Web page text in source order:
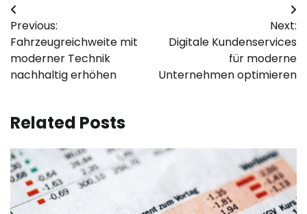
Post
navigation
Previous:
Fahrzeugreichweite mit
moderner Technik
nachhaltig erhöhen
Next:
Digitale Kundenservices
für moderne
Unternehmen optimieren
Related Posts